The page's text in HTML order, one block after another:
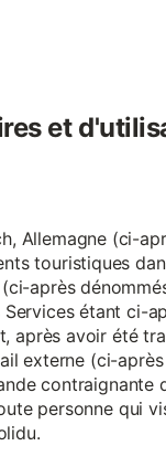
et
Allemagne (ci-
touristiques
après
étant ci-
après avoir été
externe (ci-
personne qui